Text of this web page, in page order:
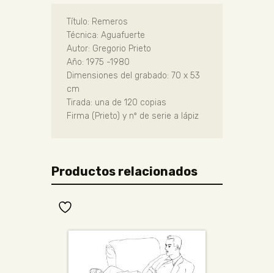
Título: Remeros
Técnica: Aguafuerte
Autor: Gregorio Prieto
Año: 1975 -1980
Dimensiones del grabado: 70 x 53
cm
Tirada: una de 120 copias
Firma (Prieto) y nº de serie a lápiz
Productos relacionados